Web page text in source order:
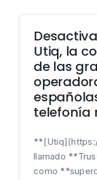
Utiq, la
de las
telefonía
llamado
como